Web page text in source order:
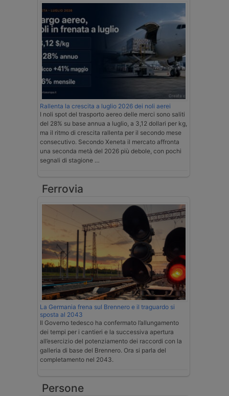
Rallenta la crescita a luglio 2026 dei noli aerei
I noli spot del trasporto aereo delle merci sono saliti
del 28% su base annua a luglio, a 3,12 dollari per kg,
ma il ritmo di crescita rallenta per il secondo mese
consecutivo. Secondo Xeneta il mercato affronta
una seconda metà del 2026 più debole, con pochi
segnali di stagione …
Ferrovia
La Germania frena sul Brennero e il traguardo si
sposta al 2043
Il Governo tedesco ha confermato l’allungamento
dei tempi per i cantieri e la successiva apertura
all’esercizio del potenziamento dei raccordi con la
galleria di base del Brennero. Ora si parla del
completamento nel 2043.
Persone